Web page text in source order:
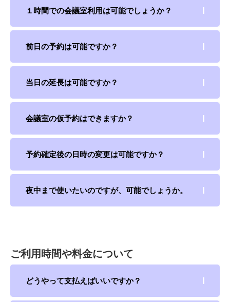
１時間での会議室利用は可能でしょうか？
前日の予約は可能ですか？
当日の延長は可能ですか？
会議室の仮予約はできますか？
予約確定後の日時の変更は可能ですか？
夜中まで使いたいのですが、可能でしょうか。
ご利用時間や料金について
どうやって支払えばいいですか？